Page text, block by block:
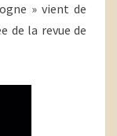
» vient de
de la revue de